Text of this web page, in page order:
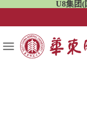
U8集团(